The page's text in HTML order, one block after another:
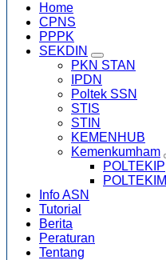
Home
CPNS
PPPK
SEKDIN
PKN STAN
IPDN
Poltek SSN
STIS
STIN
KEMENHUB
Kemenkumham
POLTEKIP
POLTEKIM
Info ASN
Tutorial
Berita
Peraturan
Tentang